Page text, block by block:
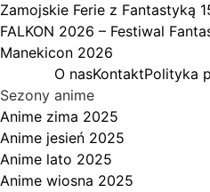
Zamojskie Ferie z Fantastyką
FALKON 2026 – Festiwal
Manekicon 2026
O nasKontaktPolityka
Sezony anime
Anime zima 2025
Anime jesień 2025
Anime lato 2025
Anime wiosna 2025